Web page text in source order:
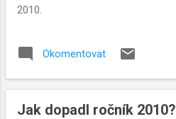
2010.
Okomentovat
Jak dopadl ročník 2010?